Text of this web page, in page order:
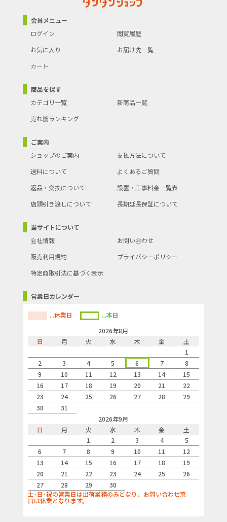
会員メニュー
ログイン
閲覧履歴
お気に入り
お届け先一覧
カート
商品を探す
カテゴリ一覧
新商品一覧
売れ筋ランキング
ご案内
ショップのご案内
支払方法について
送料について
よくあるご質問
返品・交換について
設置・工事料金一覧表
店頭引き渡しについて
長期延長保証について
当サイトについて
会社情報
お問い合わせ
販売利用規約
プライバシーポリシー
特定商取引法に基づく表示
営業日カレンダー
...休業日
...本日
2026年8月
日
月 火 水 木 金
土
1
2
3 4 5 6 7
8
9
10 11 12 13 14
15
16
17 18 19 20 21
22
23
24 25 26 27 28
29
30
31
2026年9月
日
月 火 水 木 金
土
1
2 3 4
5
6
7 8 9 10 11
12
13
14 15 16 17 18
19
20
21 22 23 24 25
26
27
28 29
30
土･日･祝の営業日は出荷業務のみとなり、お問い合わせ窓
口は休業となります。